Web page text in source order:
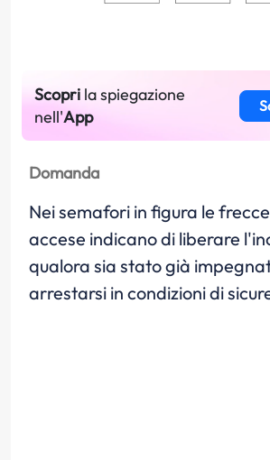
Scopri la spiegazione
nell'App
Domanda
Nei semafori in figura le
accese indicano di liberare
qualora sia stato già
arrestarsi in condizioni di